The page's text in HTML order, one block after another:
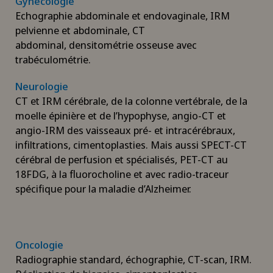
Echographie abdominale et endovaginale, IRM
pelvienne et abdominale, CT
abdominal, densitométrie osseuse avec
trabéculométrie.
Neurologie
CT et IRM cérébrale, de la colonne vertébrale, de la
moelle épinière et de l’hypophyse, angio-CT et
angio-IRM des vaisseaux pré- et intracérébraux,
infiltrations, cimentoplasties. Mais aussi SPECT-CT
cérébral de perfusion et spécialisés, PET-CT au
18FDG, à la fluorocholine et avec radio-traceur
spécifique pour la maladie d’Alzheimer.
Oncologie
Radiographie standard, échographie, CT-scan, IRM.